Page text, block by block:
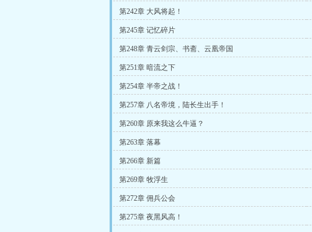
第242章 大风将起！
第245章 记忆碎片
第248章 青云剑宗、书斋、云凰帝国
第251章 暗流之下
第254章 半帝之战！
第257章 八名帝境，陆长生出手！
第260章 原来我这么牛逼？
第263章 落幕
第266章 新篇
第269章 牧浮生
第272章 佣兵公会
第275章 夜黑风高！